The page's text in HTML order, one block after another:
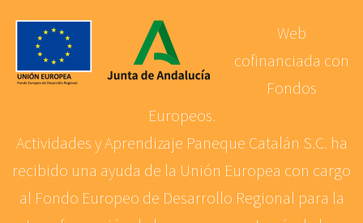
Web
cofinanciada con
Fondos
Europeos.
Actividades y Aprendizaje Paneque Catalán S.C. ha
recibido una ayuda de la Unión Europea con cargo
al Fondo Europeo de Desarrollo Regional para la